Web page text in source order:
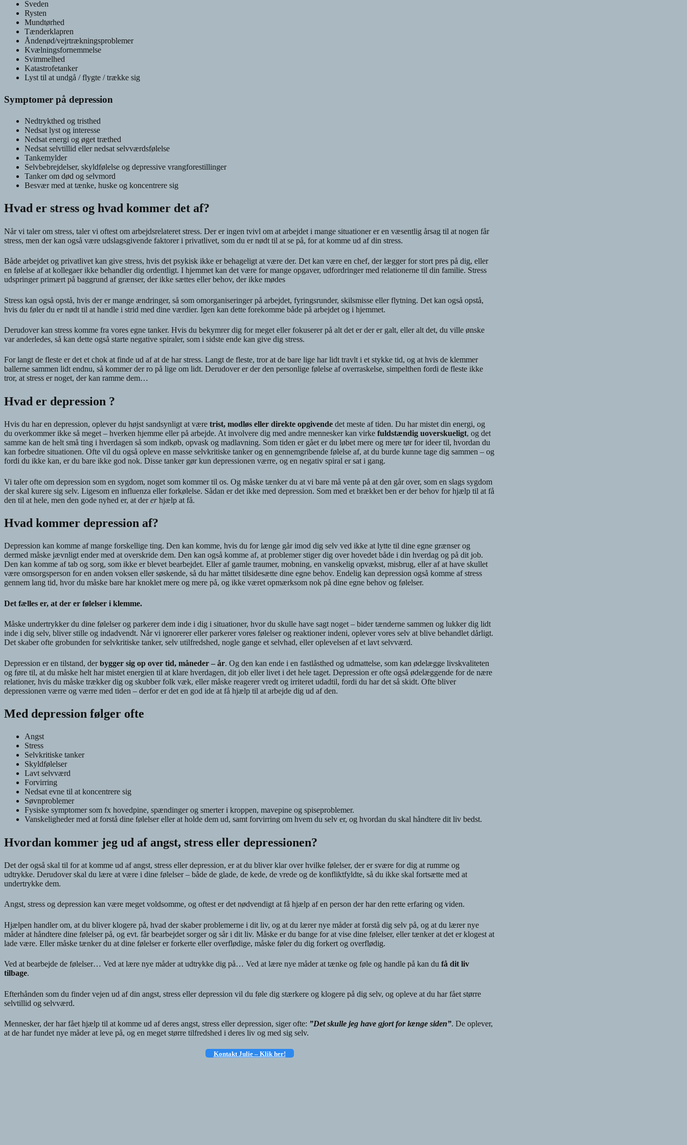
Sveden
Rysten
Mundtørhed
Tænderklapren
Åndenød/vejrtrækningsproblemer
Kvælningsfornemmelse
Svimmelhed
Katastrofetanker
Lyst til at undgå / flygte / trække sig
Symptomer på depression
Nedtrykthed og tristhed
Nedsat lyst og interesse
Nedsat energi og øget træthed
Nedsat selvtillid eller nedsat selvværdsfølelse
Tankemylder
Selvbebrejdelser, skyldfølelse og depressive vrangforestillinger
Tanker om død og selvmord
Besvær med at tænke, huske og koncentrere sig
Hvad er stress og hvad kommer det af?
Når vi taler om stress, taler vi oftest om arbejdsrelateret stress. Der er ingen tvivl om at arbejdet i mange situationer er en væsentlig årsag til at nogen får
stress, men der kan også være udslagsgivende faktorer i privatlivet, som du er nødt til at se på, for at komme ud af din stress.
Både arbejdet og privatlivet kan give stress, hvis det psykisk ikke er behageligt at være der. Det kan være en chef, der lægger for stort pres på dig, eller
en følelse af at kollegaer ikke behandler dig ordentligt. I hjemmet kan det være for mange opgaver, udfordringer med relationerne til din familie. Stress
udspringer primært på baggrund af grænser, der ikke sættes eller behov, der ikke mødes
Stress kan også opstå, hvis der er mange ændringer, så som omorganiseringer på arbejdet, fyringsrunder, skilsmisse eller flytning. Det kan også opstå,
hvis du føler du er nødt til at handle i strid med dine værdier. Igen kan dette forekomme både på arbejdet og i hjemmet.
Derudover kan stress komme fra vores egne tanker. Hvis du bekymrer dig for meget eller fokuserer på alt det er der er galt, eller alt det, du ville ønske
var anderledes, så kan dette også starte negative spiraler, som i sidste ende kan give dig stress.
For langt de fleste er det et chok at finde ud af at de har stress. Langt de fleste, tror at de bare lige har lidt travlt i et stykke tid, og at hvis de klemmer
ballerne sammen lidt endnu, så kommer der ro på lige om lidt. Derudover er der den personlige følelse af overraskelse, simpelthen fordi de fleste ikke
tror, at stress er noget, der kan ramme dem…
Hvad er depression ?
Hvis du har en depression, oplever du højst sandsynligt at være trist, modløs eller direkte opgivende det meste af tiden. Du har mistet din energi, og
du overkommer ikke så meget – hverken hjemme eller på arbejde. At involvere dig med andre mennesker kan virke fuldstændig uoverskueligt, og det
samme kan de helt små ting i hverdagen så som indkøb, opvask og madlavning. Som tiden er gået er du løbet mere og mere tør for ideer til, hvordan du
kan forbedre situationen. Ofte vil du også opleve en masse selvkritiske tanker og en gennemgribende følelse af, at du burde kunne tage dig sammen – og
fordi du ikke kan, er du bare ikke god nok. Disse tanker gør kun depressionen værre, og en negativ spiral er sat i gang.
Vi taler ofte om depression som en sygdom, noget som kommer til os. Og måske tænker du at vi bare må vente på at den går over, som en slags sygdom
der skal kurere sig selv. Ligesom en influenza eller forkølelse. Sådan er det ikke med depression. Som med et brækket ben er der behov for hjælp til at få
den til at hele, men den gode nyhed er, at dererhjælp at få.
Hvad kommer depression af?
Depression kan komme af mange forskellige ting. Den kan komme, hvis du for længe går imod dig selv ved ikke at lytte til dine egne grænser og
dermed måske jævnligt ender med at overskride dem. Den kan også komme af, at problemer stiger dig over hovedet både i din hverdag og på dit job.
Den kan komme af tab og sorg, som ikke er blevet bearbejdet. Eller af gamle traumer, mobning, en vanskelig opvækst, misbrug, eller af at have skullet
være omsorgsperson for en anden voksen eller søskende, så du har måttet tilsidesætte dine egne behov. Endelig kan depression også komme af stress
gennem lang tid, hvor du måske bare har knoklet mere og mere på, og ikke været opmærksom nok på dine egne behov og følelser.
Det fælles er, at der er følelser i klemme.
Måske undertrykker du dine følelser og parkerer dem inde i dig i situationer, hvor du skulle have sagt noget – bider tænderne sammen og lukker dig lidt
inde i dig selv, bliver stille og indadvendt. Når vi ignorerer eller parkerer vores følelser og reaktioner indeni, oplever vores selv at blive behandlet dårligt.
Det skaber ofte grobunden for selvkritiske tanker, selv utilfredshed, nogle gange et selvhad, eller oplevelsen af et lavt selvværd.
Depression er en tilstand, derbygger sig op over tid, måneder – år. Og den kan ende i en fastlåsthed og udmattelse, som kan ødelægge livskvaliteten
og føre til, at du måske helt har mistet energien til at klare hverdagen, dit job eller livet i det hele taget. Depression er ofte også ødelæggende for de nære
relationer, hvis du måske trækker dig og skubber folk væk, eller måske reagerer vredt og irriteret udadtil, fordi du har det så skidt. Ofte bliver
depressionen værre og værre med tiden – derfor er det en god ide at få hjælp til at arbejde dig ud af den.
Med depression følger ofte
Angst
Stress
Selvkritiske tanker
Skyldfølelser
Lavt selvværd
Forvirring
Nedsat evne til at koncentrere sig
Søvnproblemer
Fysiske symptomer som fx hovedpine, spændinger og smerter i kroppen, mavepine og spiseproblemer.
Vanskeligheder med at forstå dine følelser eller at holde dem ud, samt forvirring om hvem du selv er, og hvordan du skal håndtere dit liv bedst.
Hvordan kommer jeg ud af angst, stress eller depressionen?
Det der også skal til for at komme ud af angst, stress eller depression, er at du bliver klar over hvilke følelser, der er svære for dig at rumme og
udtrykke. Derudover skal du lære at være i dine følelser – både de glade, de kede, de vrede og de konfliktfyldte, så du ikke skal fortsætte med at
undertrykke dem.
Angst, stress og depression kan være meget voldsomme, og oftest er det nødvendigt at få hjælp af en person der har den rette erfaring og viden.
Hjælpen handler om, at du bliver klogere på, hvad der skaber problemerne i dit liv, og at du lærer nye måder at forstå dig selv på, og at du lærer nye
måder at håndtere dine følelser på, og evt. får bearbejdet sorger og sår i dit liv. Måske er du bange for at vise dine følelser, eller tænker at det er klogest at
lade være. Eller måske tænker du at dine følelser er forkerte eller overflødige, måske føler du dig forkert og overflødig.
Ved at bearbejde de følelser… Ved at lære nye måder at udtrykke dig på… Ved at lære nye måder at tænke og føle og handle på kan du få dit liv
tilbage.
Efterhånden som du finder vejen ud af din angst, stress eller depression vil du føle dig stærkere og klogere på dig selv, og opleve at du har fået større
selvtillid og selvværd.
Mennesker, der har fået hjælp til at komme ud af deres angst, stress eller depression, siger ofte: ”Det skulle jeg have gjort for længe siden”. De oplever,
at de har fundet nye måder at leve på, og en meget større tilfredshed i deres liv og med sig selv.
Kontakt Julie – Klik her!